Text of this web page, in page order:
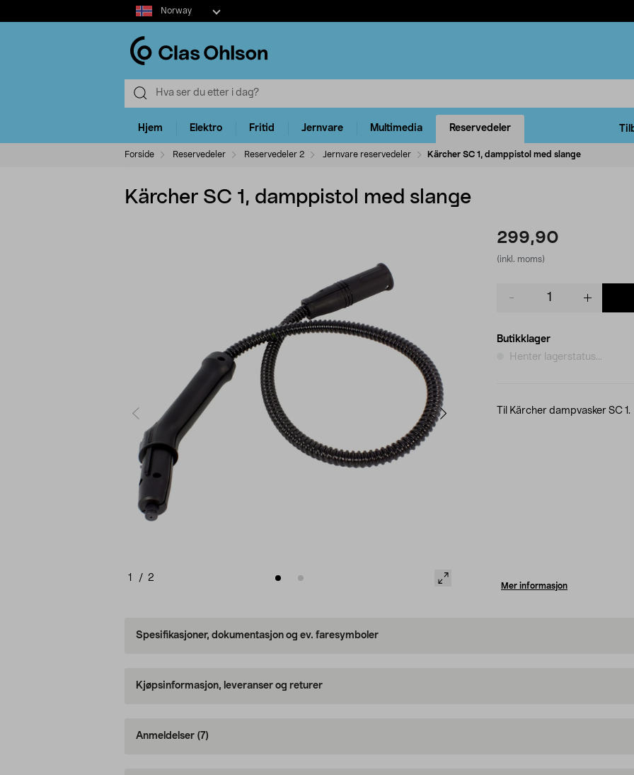
Select
market
Norway
Hjem Elektro Fritid Jernvare Multimedia Reservedeler
Forside Reservedeler Reservedeler 2 Jernvare reservedeler Kärcher SC 1, damppistol med slange
Kärcher SC 1, damppistol med slange
1 / 2
299,90
(inkl. moms)
Butikklager
Henter lagerstatus...
Til Kärcher dampvasker SC 1.
Mer informasjon
Spesifikasjoner, dokumentasjon og ev. faresymboler
Kjøpsinformasjon, leveranser og returer
Anmeldelser (7)